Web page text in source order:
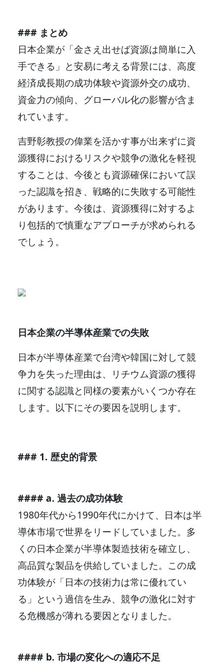
### まとめ
日本企業が「金さえ出せば資源は簡単に入
手できる」と安易に考える背景には、高度
経済成長期の成功体験や資源外交の成功、
資金力の傾向、グローバル化の影響が含ま
れています。
吉野彰教授の偉業を活かす事が出来ずに資
源獲得におけるリスクや競争の激化を軽視
することは、今後とも資源確保において誤
った認識を招き、戦略的に失敗する可能性
があります。今後は、資源獲得に対するよ
り包括的で慎重なアプローチが求められる
でしょう。
日本企業の半導体産業での失敗
日本が半導体産業で台湾や韓国に対して競
争力を失った理由は、リチウム資源の獲得
に関する認識と同様の要素がいくつか存在
します。以下にその要因を説明します。
### 1. 歴史的背景
#### a. 過去の成功体験
1980年代から1990年代にかけて、日本は半
導体市場で世界をリードしていました。多
くの日本企業が半導体製造技術を確立し、
高品質な製品を供給していました。この成
功体験が「日本の技術力は常に優れてい
る」という過信を生み、競争の激化に対す
る危機感が薄れる要因となりました。
#### b. 市場の変化への適応不足